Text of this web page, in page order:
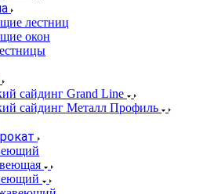
лестниц
окон
сайдинг Grand Line
сайдинг Металл Профиль